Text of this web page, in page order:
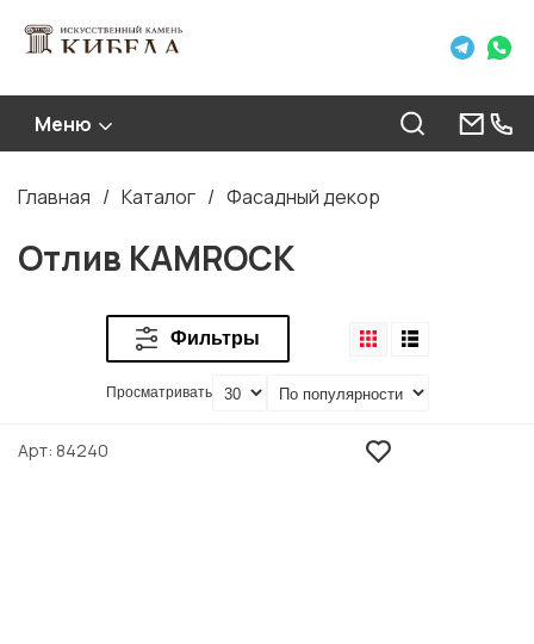
Меню
Строка
навигации
Главная Каталог Фасадный декор
Отлив KAMROCK
Фильтры
Просматривать
Арт 84240